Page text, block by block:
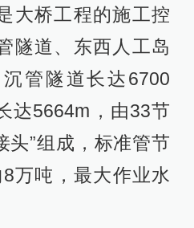
大桥工程的施工控
隧道、东西人工岛
管隧道长达6700
达5664m，由33节
头”组成，标准管节
万吨，最大作业水